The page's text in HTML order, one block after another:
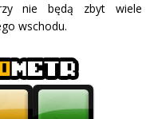
nie będą zbyt wiele
wschodu.